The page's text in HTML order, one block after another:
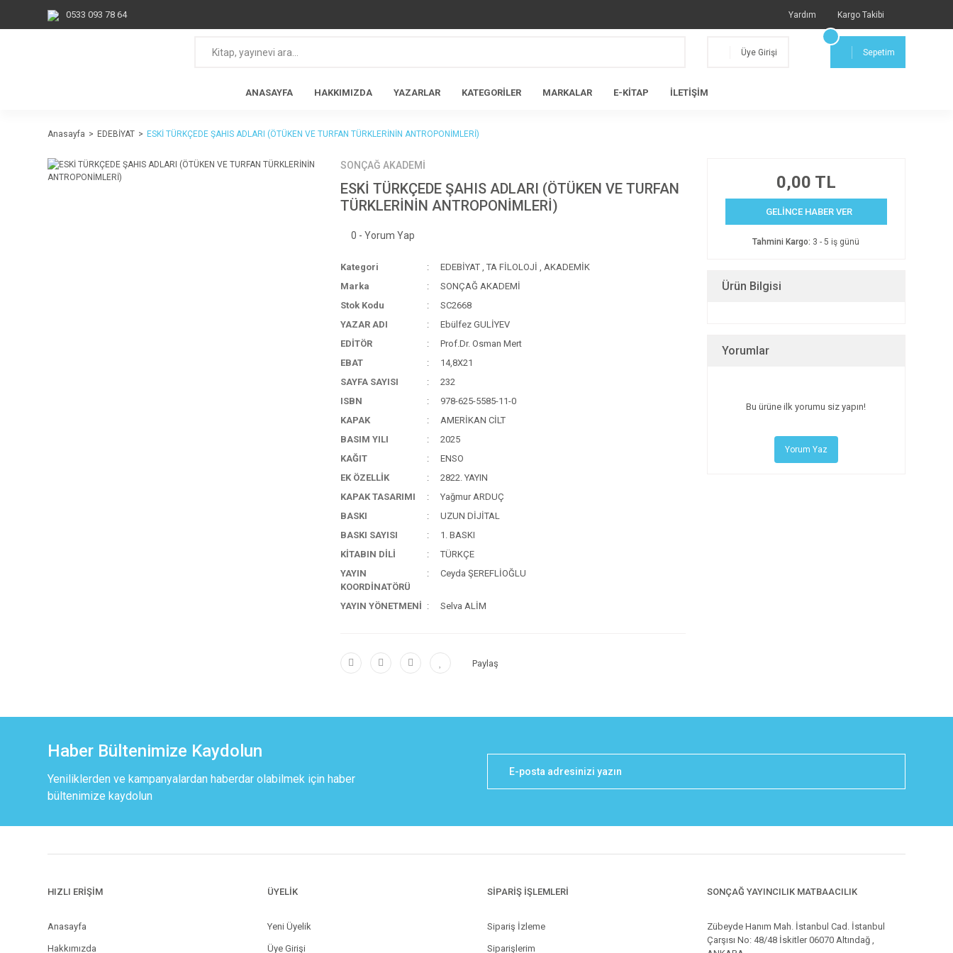
0533 093 78 64 Yardım Kargo Takibi
Üye Girişi Sepetim
ANASAYFA HAKKIMIZDA YAZARLAR KATEGORİLER MARKALAR E-KİTAP İLETİŞİM
Anasayfa EDEBİYAT ESKİ TÜRKÇEDE ŞAHIS ADLARI (ÖTÜKEN VE TURFAN TÜRKLERİNİN ANTROPONİMLERİ)
SONÇAĞ AKADEMİ
ESKİ TÜRKÇEDE ŞAHIS ADLARI (ÖTÜKEN VE TURFAN
TÜRKLERİNİN ANTROPONİMLERİ)
0 - Yorum Yap
Kategori EDEBİYAT , TA FİLOLOJİ , AKADEMİK
Marka
SONÇAĞ AKADEMİ
Stok Kodu
SC2668
YAZAR ADI
Ebülfez GULİYEV
EDİTÖR
Prof.Dr. Osman Mert
EBAT
14,8X21
SAYFA SAYISI
232
ISBN
978-625-5585-11-0
KAPAK
AMERİKAN CİLT
BASIM YILI
2025
KAĞIT
ENSO
EK ÖZELLİK
2822. YAYIN
KAPAK TASARIMI
Yağmur ARDUÇ
BASKI
UZUN DİJİTAL
BASKI SAYISI
1. BASKI
KİTABIN DİLİ
TÜRKÇE
YAYIN
KOORDİNATÖRÜ
Ceyda ŞEREFLİOĞLU
YAYIN YÖNETMENİ Selva ALİM
Paylaş
0,00 TL
GELİNCE HABER VER
Tahmini Kargo: 3 - 5 iş günü
Ürün Bilgisi
Yorumlar
Bu ürüne ilk yorumu siz yapın!
Yorum Yaz
Haber Bültenimize Kaydolun
Yeniliklerden ve kampanyalardan haberdar olabilmek için haber
bültenimize kaydolun
HIZLI ERİŞİM
Anasayfa
Hakkımızda
ÜYELİK
Yeni Üyelik
Üye Girişi
SİPARİŞ İŞLEMLERİ
Sipariş İzleme
Siparişlerim
SONÇAĞ YAYINCILIK MATBAACILIK
Zübeyde Hanım Mah. İstanbul Cad. İstanbul
Çarşısı No: 48/48 İskitler 06070 Altındağ ,